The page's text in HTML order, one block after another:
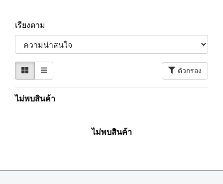
เรียงตาม
ตัวกรอง
ไม่พบสินค้า
ไม่พบสินค้า